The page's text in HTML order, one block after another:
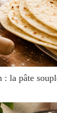
: la pâte